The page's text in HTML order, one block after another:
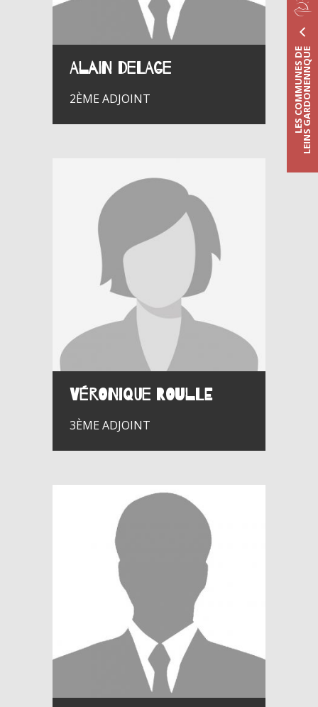
LES COMMUNES DELEINS GARDONENNQUE
Alain DELAGE
2ÈME ADJOINT
Véronique ROULLE
3ÈME ADJOINT